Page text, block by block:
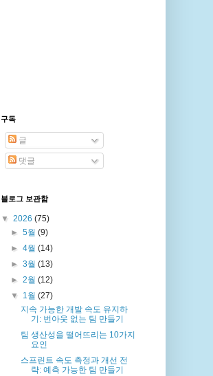
구독
글
댓글
블로그 보관함
▼ 2026 (75)
► 5월 (9)
► 4월 (14)
► 3월 (13)
► 2월 (12)
▼ 1월 (27)
지속 가능한 개발 속도 유지하
기: 번아웃 없는 팀 만들기
팀 생산성을 떨어뜨리는 10가지
요인
스프린트 속도 측정과 개선 전
략: 예측 가능한 팀 만들기